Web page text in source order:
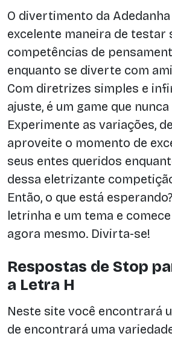
O divertimento da Adedanha
excelente maneira de testar
competências de
enquanto se diverte com
Com diretrizes simples e
ajuste, é um game que
Experimente as variações,
aproveite o momento de
seus entes queridos
dessa eletrizante
Então, o que está
letrinha e um tema e
agora mesmo. Divirta-se!
Respostas de Stop
a Letra H
Neste site você encontrará
de encontrará uma